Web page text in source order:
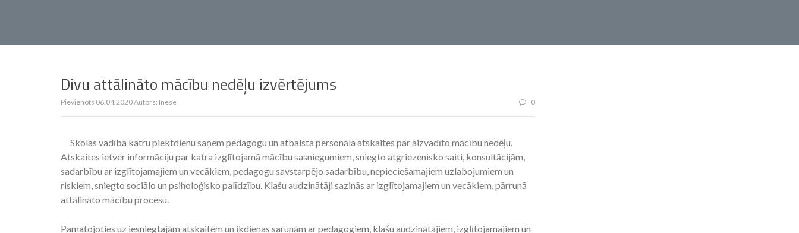
Divu attālināto mācību nedēļu izvērtējums
Pievienots 06.04.2020Autors: Inese 0
Skolas vadība katru piektdienu saņem pedagogu un atbalsta personāla atskaites par aizvadīto mācību nedēļu.
Atskaites ietver informāciju par katra izglītojamā mācību sasniegumiem, sniegto atgriezenisko saiti, konsultācijām,
sadarbību ar izglītojamajiem un vecākiem, pedagogu savstarpējo sadarbību, nepieciešamajiem uzlabojumiem un
riskiem, sniegto sociālo un psiholoģisko palīdzību. Klašu audzinātāji sazinās ar izglītojamajiem un vecākiem, pārrunā
attālināto mācību procesu.
Pamatojoties uz iesniegtajām atskaitēm un ikdienas sarunām ar pedagogiem, klašu audzinātājiem, izglītojamajiem un